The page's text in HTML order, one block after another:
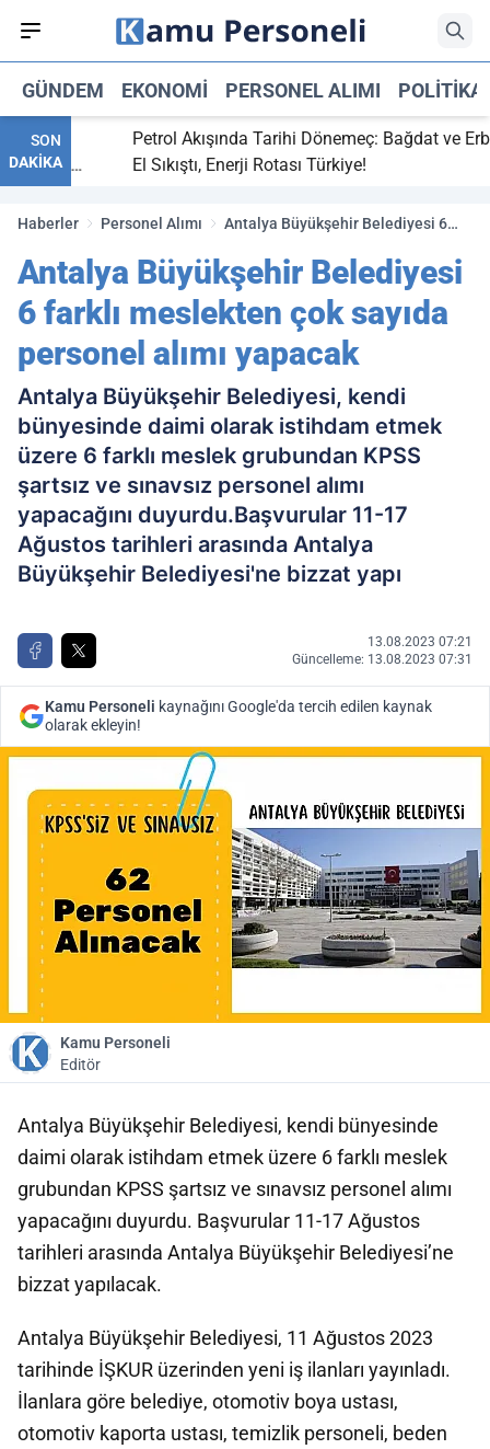
GÜNDEM EKONOMI PERSONEL ALIMI POLITIKA
SON
DAKİKA
maç
Petrol Akışında Tarihi Dönemeç: Bağdat ve Erbil
El Sıkıştı, Enerji Rotası Türkiye!
Haberler Personel Alımı
Antalya Büyükşehir Belediyesi 6
personel alımı yapacak
Antalya Büyükşehir Belediyesi
6 farklı meslekten çok sayıda
personel alımı yapacak
Antalya Büyükşehir Belediyesi, kendi
bünyesinde daimi olarak istihdam etmek
üzere 6 farklı meslek grubundan KPSS
şartsız ve sınavsız personel alımı
yapacağını duyurdu.Başvurular 11-17
Ağustos tarihleri arasında Antalya
Büyükşehir Belediyesi'ne bizzat yapı
13.08.2023 07:21
Güncelleme: 13.08.2023 07:31
Kamu Personeli kaynağını Google'da tercih edilen kaynak
olarak ekleyin!
Kamu Personeli
Editör
Antalya Büyükşehir Belediyesi, kendi bünyesinde
daimi olarak istihdam etmek üzere 6 farklı meslek
grubundan KPSS şartsız ve sınavsız personel alımı
yapacağını duyurdu. Başvurular 11-17 Ağustos
tarihleri arasında Antalya Büyükşehir Belediyesi’ne
bizzat yapılacak.
Antalya Büyükşehir Belediyesi, 11 Ağustos 2023
tarihinde İŞKUR üzerinden yeni iş ilanları yayınladı.
İlanlara göre belediye, otomotiv boya ustası,
otomotiv kaporta ustası, temizlik personeli, beden